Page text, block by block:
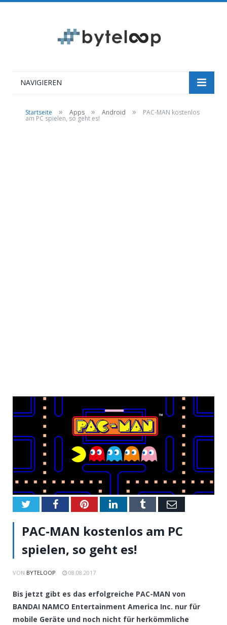
NAVIGIEREN
Startseite » Apps » Android » PAC-MAN kostenlos
am PC spielen, so geht es!
TwitterFacebookPinterestLinkedInTumblrEmail
PAC-MAN kostenlos am PC
spielen, so geht es!
VON BYTELOOP 08.08.2017
Bis jetzt gibt es das erfolgreiche PAC-MAN von
BANDAI NAMCO Entertainment America Inc. nur für
mobile Geräte und noch nicht für herkömmliche